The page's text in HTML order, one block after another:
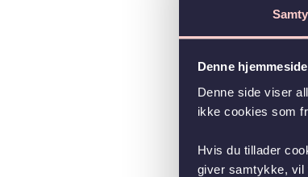
Denne
Denne side viser
ikke cookies som
Hvis du tillader
giver samtykke, vil